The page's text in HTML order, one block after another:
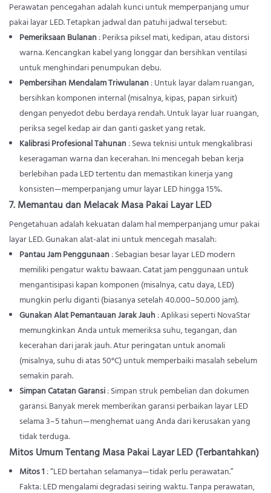
Perawatan pencegahan adalah kunci untuk memperpanjang umur
pakai layar LED. Tetapkan jadwal dan patuhi jadwal tersebut:
Pemeriksaan Bulanan: Periksa piksel mati, kedipan, atau distorsi
warna. Kencangkan kabel yang longgar dan bersihkan ventilasi
untuk menghindari penumpukan debu.
Pembersihan Mendalam Triwulanan: Untuk layar dalam ruangan,
bersihkan komponen internal (misalnya, kipas, papan sirkuit)
dengan penyedot debu berdaya rendah. Untuk layar luar ruangan,
periksa segel kedap air dan ganti gasket yang retak.
Kalibrasi Profesional Tahunan: Sewa teknisi untuk mengkalibrasi
keseragaman warna dan kecerahan. Ini mencegah beban kerja
berlebihan pada LED tertentu dan memastikan kinerja yang
konsisten—memperpanjang umur layar LED hingga 15%.
7. Memantau dan Melacak Masa Pakai Layar LED
Pengetahuan adalah kekuatan dalam hal memperpanjang umur pakai
layar LED. Gunakan alat-alat ini untuk mencegah masalah:
Pantau Jam Penggunaan: Sebagian besar layar LED modern
memiliki pengatur waktu bawaan. Catat jam penggunaan untuk
mengantisipasi kapan komponen (misalnya, catu daya, LED)
mungkin perlu diganti (biasanya setelah 40.000–50.000 jam).
Gunakan Alat Pemantauan Jarak Jauh: Aplikasi seperti NovaStar
memungkinkan Anda untuk memeriksa suhu, tegangan, dan
kecerahan dari jarak jauh. Atur peringatan untuk anomali
(misalnya, suhu di atas 50°C) untuk memperbaiki masalah sebelum
semakin parah.
Simpan Catatan Garansi: Simpan struk pembelian dan dokumen
garansi. Banyak merek memberikan garansi perbaikan layar LED
selama 3–5 tahun—menghemat uang Anda dari kerusakan yang
tidak terduga.
Mitos Umum Tentang Masa Pakai Layar LED (Terbantahkan)
Mitos 1 : “LED bertahan selamanya—tidak perlu perawatan.”
Fakta: LED mengalami degradasi seiring waktu. Tanpa perawatan,